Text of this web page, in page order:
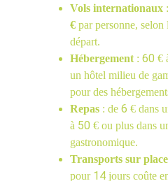
Vols internationaux
€ par personne,
départ.
Hébergement : 60 €
un hôtel milieu de
pour des
Repas : de 6 € dans
à 50 € ou plus dans
gastronomique.
Transports sur place
pour 14 jours coûte